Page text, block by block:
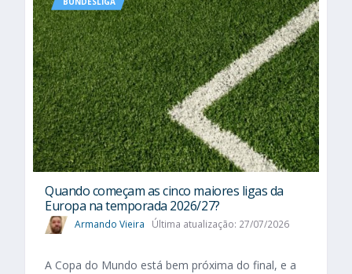
Quando começam as cinco maiores ligas da
Europa na temporada 2026/27?
Armando Vieira Última atualização: 27/07/2026
A Copa do Mundo está bem próxima do final, e a